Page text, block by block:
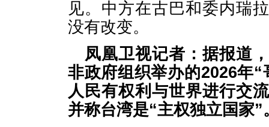
见。中方在古巴和委内瑞
没有改变。
凤凰卫视记者：据报道
非政府组织举办的2026年
人民有权利与世界进行交
并称台湾是“主权独立国家